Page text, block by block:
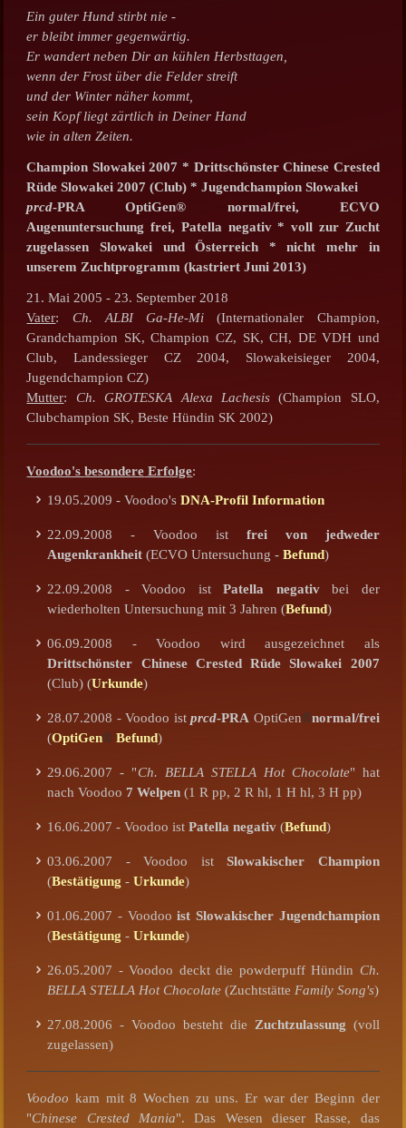
Ein guter Hund stirbt nie -
er bleibt immer gegenwärtig.
Er wandert neben Dir an kühlen Herbsttagen,
wenn der Frost über die Felder streift
und der Winter näher kommt,
sein Kopf liegt zärtlich in Deiner Hand
wie in alten Zeiten.
Champion Slowakei 2007 * Drittschönster Chinese Crested
Rüde Slowakei 2007 (Club) * Jugendchampion Slowakei
prcd-PRA OptiGen® normal/frei, ECVO
Augenuntersuchung frei, Patella negativ* voll zur Zucht
zugelassen Slowakei und Österreich * nicht mehr in
unserem Zuchtprogramm (kastriert Juni 2013)
21. Mai 2005 - 23. September 2018
Vater: Ch. ALBI Ga-He-Mi (Internationaler Champion,
Grandchampion SK, Champion CZ, SK, CH, DE VDH und
Club, Landessieger CZ 2004, Slowakeisieger 2004,
Jugendchampion CZ)
Mutter: Ch. GROTESKA Alexa Lachesis(Champion SLO,
Clubchampion SK, Beste Hündin SK 2002)
Voodoo'sbesondere Erfolge:
19.05.2009 - Voodoo'sDNA-Profil Information
22.09.2008 - Voodoo ist frei von jedweder
Augenkrankheit (ECVO Untersuchung -Befund)
22.09.2008 - Voodoo istPatella negativbei der
wiederholten Untersuchung mit 3 Jahren (Befund)
06.09.2008 - Voodoo wird ausgezeichnet als
Drittschönster Chinese Crested Rüde Slowakei 2007
(Club) (Urkunde)
28.07.2008 - Voodoo istprcd-PRA OptiGen®normal/frei
(OptiGen® Befund)
29.06.2007 - "Ch. BELLA STELLA Hot Chocolate" hat
nach Voodoo7 Welpen (1 R pp, 2 R hl, 1 H hl, 3 H pp)
16.06.2007 - Voodoo istPatella negativ (Befund)
03.06.2007 - Voodoo istSlowakischer Champion
(Bestätigung -Urkunde)
01.06.2007 - Voodooist Slowakischer Jugendchampion
(Bestätigung -Urkunde)
26.05.2007 - Voodoo deckt die powderpuff Hündin Ch.
BELLA STELLA Hot Chocolate (Zuchtstätte Family Song's)
27.08.2006 - Voodoo besteht die Zuchtzulassung (voll
zugelassen)
Voodoo kam mit 8 Wochen zu uns. Er war der Beginn der
"Chinese Crested Mania". Das Wesen dieser Rasse, das